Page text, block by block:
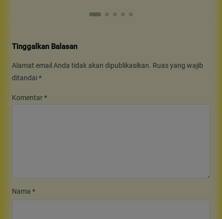
Tinggalkan Balasan
Alamat email Anda tidak akan dipublikasikan. Ruas yang wajib
ditandai*
Komentar*
Nama *